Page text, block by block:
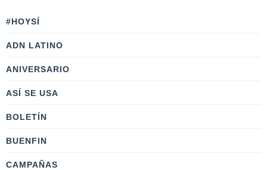
#HOYSÍ
ADN LATINO
ANIVERSARIO
ASÍ SE USA
BOLETÍN
BUENFIN
CAMPAÑAS